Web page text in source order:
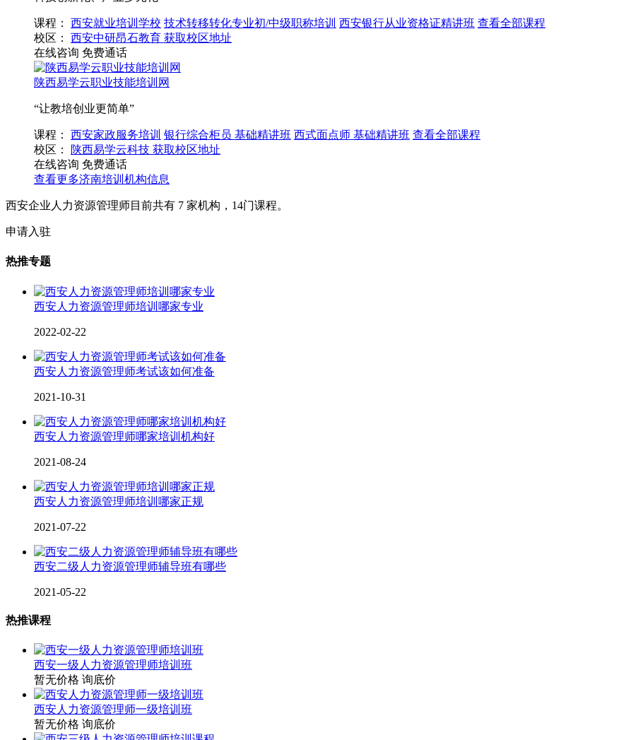
课程： 西安就业培训学校 技术转移转化专业初/中级职称培训 西安银行从业资格证精讲班 查看全部课程
校区：
西安中研昂石教育 获取校区地址
在线咨询 免费通话
陕西易学云职业技能培训网
“让教培创业更简单”
课程： 西安家政服务培训 银行综合柜员 基础精讲班 西式面点师 基础精讲班 查看全部课程
校区：
陕西易学云科技 获取校区地址
在线咨询 免费通话
查看更多济南培训机构信息
西安企业人力资源管理师目前共有 7 家机构， 14门课程。
申请入驻
热推专题
西安人力资源管理师培训哪家专业
2022-02-22
西安人力资源管理师考试该如何准备
2021-10-31
西安人力资源管理师哪家培训机构好
2021-08-24
西安人力资源管理师培训哪家正规
2021-07-22
西安二级人力资源管理师辅导班有哪些
2021-05-22
热推课程
西安一级人力资源管理师培训班
暂无价格 询底价
西安人力资源管理师一级培训班
暂无价格 询底价